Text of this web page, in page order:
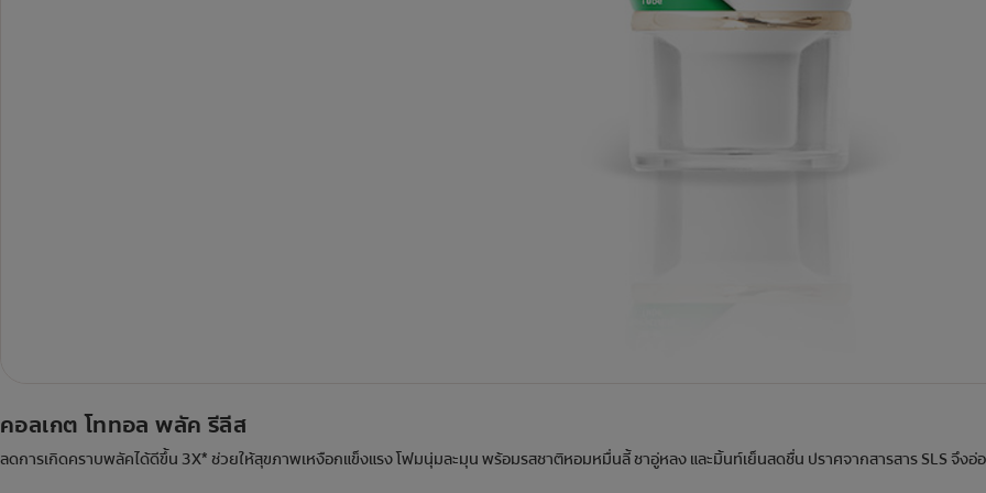
คอลเกต โททอล พลัค รีลีส
ลดการเกิดคราบพลัคได้ดีขึ้น 3X* ช่วยให้สุขภาพเหงือกแข็งแรง โฟมนุ่มละมุน พร้อมรสชาติหอมหมื่นลี้ ชาอู่หลง และมิ้นท์เย็นสดชื่น ปราศจากสารสาร SLS จึงอ่